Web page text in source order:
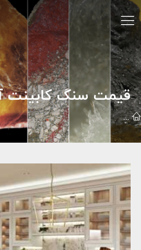
مقالات سنگ هاي تزئيني